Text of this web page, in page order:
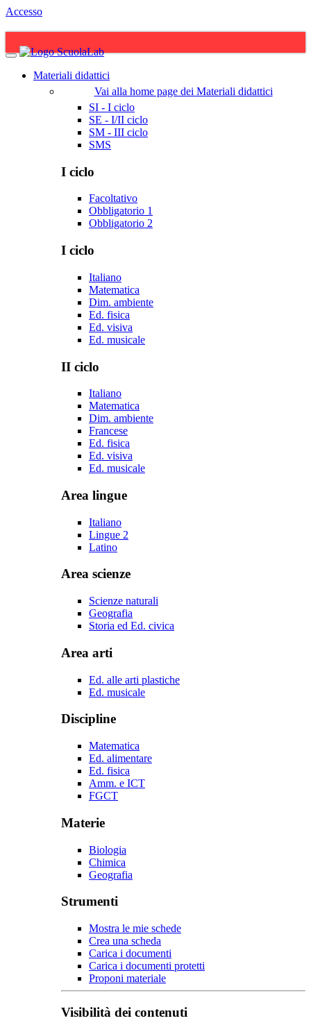
Accesso
Materiali didattici
Vai alla home page dei Materiali didattici
SI - I ciclo
SE - I/II ciclo
SM - III ciclo
SMS
I ciclo
Facoltativo
Obbligatorio 1
Obbligatorio 2
I ciclo
Italiano
Matematica
Dim. ambiente
Ed. fisica
Ed. visiva
Ed. musicale
II ciclo
Italiano
Matematica
Dim. ambiente
Francese
Ed. fisica
Ed. visiva
Ed. musicale
Area lingue
Italiano
Lingue 2
Latino
Area scienze
Scienze naturali
Geografia
Storia ed Ed. civica
Area arti
Ed. alle arti plastiche
Ed. musicale
Discipline
Matematica
Ed. alimentare
Ed. fisica
Amm. e ICT
FGCT
Materie
Biologia
Chimica
Geografia
Strumenti
Mostra le mie schede
Crea una scheda
Carica i documenti
Carica i documenti protetti
Proponi materiale
Visibilità dei contenuti